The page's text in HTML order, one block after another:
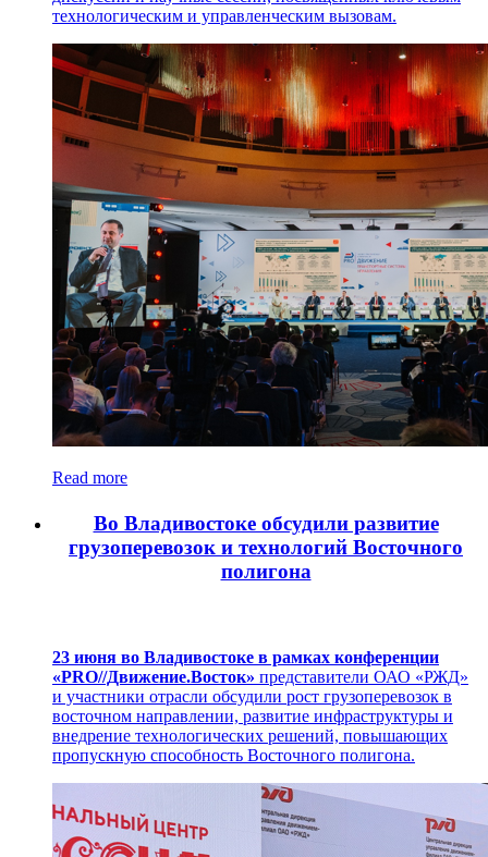
технологическим и управленческим вызовам.
Read more
Во Владивостоке обсудили развитие
грузоперевозок и технологий Восточного
полигона
23 июня во Владивостоке в рамках конференции
«PRO//Движение.Восток» представители ОАО «РЖД»
и участники отрасли обсудили рост грузоперевозок в
восточном направлении, развитие инфраструктуры и
внедрение технологических решений, повышающих
пропускную способность Восточного полигона.